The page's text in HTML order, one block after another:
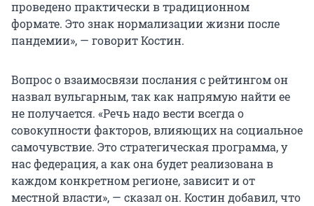
проведено практически в традиционном
формате. Это знак нормализации жизни после
пандемии», — говорит Костин.
Вопрос о взаимосвязи послания с рейтингом он
назвал вульгарным, так как напрямую найти ее
не получается. «Речь надо вести всегда о
совокупности факторов, влияющих на социальное
самочувствие. Это стратегическая программа, у
нас федерация, а как она будет реализована в
каждом конкретном регионе, зависит и от
местной власти», — сказал он. Костин добавил, что